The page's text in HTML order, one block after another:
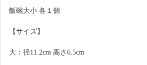
飯碗大小 各１個
【サイズ】
大：径11.2cm 高さ6.5cm